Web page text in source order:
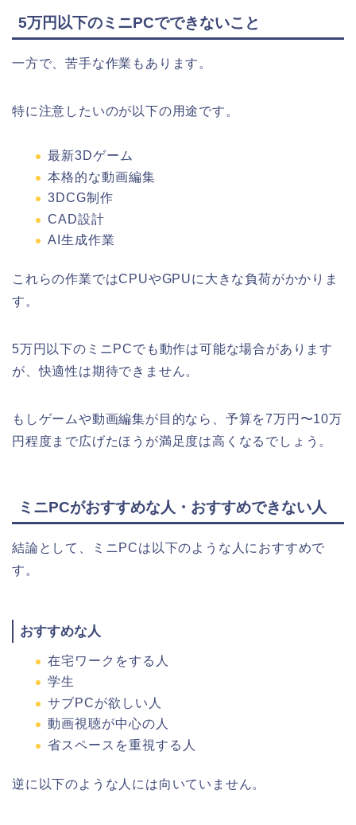
5万円以下のミニPCでできないこと
一方で、苦手な作業もあります。
特に注意したいのが以下の用途です。
最新3Dゲーム
本格的な動画編集
3DCG制作
CAD設計
AI生成作業
これらの作業ではCPUやGPUに大きな負荷がかかりま
す。
5万円以下のミニPCでも動作は可能な場合があります
が、快適性は期待できません。
もしゲームや動画編集が目的なら、予算を7万円〜10万
円程度まで広げたほうが満足度は高くなるでしょう。
ミニPCがおすすめな人・おすすめできない人
結論として、ミニPCは以下のような人におすすめで
す。
おすすめな人
在宅ワークをする人
学生
サブPCが欲しい人
動画視聴が中心の人
省スペースを重視する人
逆に以下のような人には向いていません。